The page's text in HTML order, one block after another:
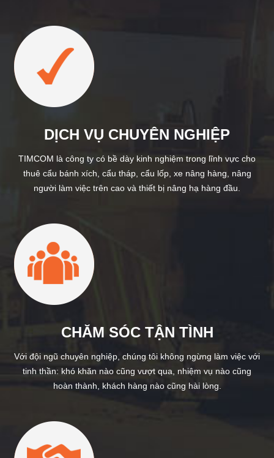
DỊCH VỤ CHUYÊN NGHIỆP
TIMCOM là công ty có bề dày kinh nghiệm trong lĩnh vực cho
thuê cẩu bánh xích, cẩu tháp, cẩu lốp, xe nâng hàng, nâng
người làm việc trên cao và thiết bị nâng hạ hàng đầu.
CHĂM SÓC TẬN TÌNH
Với đội ngũ chuyên nghiệp, chúng tôi không ngừng làm việc với
tinh thần: khó khăn nào cũng vượt qua, nhiệm vụ nào cũng
hoàn thành, khách hàng nào cũng hài lòng.